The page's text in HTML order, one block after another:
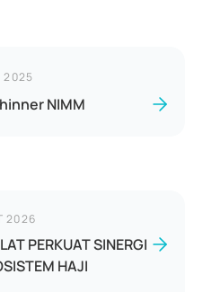
2025
NIMM
2026
PERKUAT SINERGI
HAJI